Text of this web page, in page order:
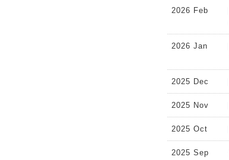
2026 Feb
2026 Jan
2025 Dec
2025 Nov
2025 Oct
2025 Sep